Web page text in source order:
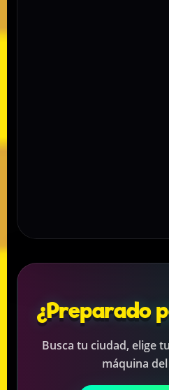
¿Preparado
Busca tu ciudad, elige
máquina